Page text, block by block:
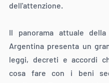
dell'attenzione.
Il panorama attuale della
Argentina presenta un
leggi, decreti e accordi
cosa fare con i beni